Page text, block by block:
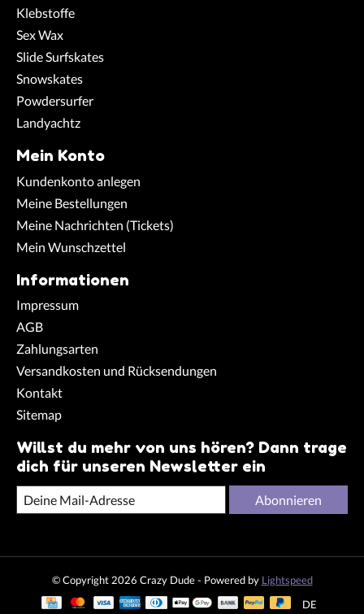
Klebstoffe
Sex Wax
Slide Surfskates
Snowskates
Powdersurfer
Landyachtz
Mein Konto
Kundenkonto anlegen
Meine Bestellungen
Meine Nachrichten (Tickets)
Mein Wunschzettel
Informationen
Impressum
AGB
Zahlungsarten
Versandkosten und Rücksendungen
Kontakt
Sitemap
Willst du mehr von uns hören? Dann trage
dich für unseren Newsletter ein
Abonnieren
© Copyright 2026 Crazy Dude - Powered by Lightspeed
DE